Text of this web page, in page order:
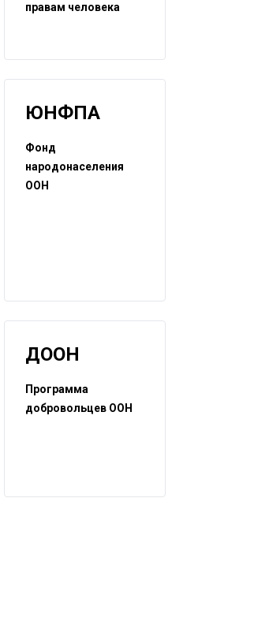
правам человека
ЮНФПА
Фонд
народонаселения
ООН
ДООН
Программа
добровольцев ООН